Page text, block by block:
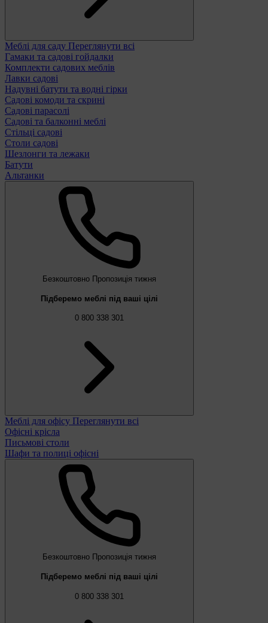
Меблі для саду Переглянути всі
Гамаки та садові гойдалки
Комплекти садових меблів
Лавки садові
Надувні батути та водні гірки
Садові комоди та скрині
Садові парасолі
Садові та балконні меблі
Стільці садові
Столи садові
Шезлонги та лежаки
Батути
Альтанки
Безкоштовно Пропозиція тижня
Підберемо меблі під ваші цілі
0 800 338 301
Меблі для офісу Переглянути всі
Офісні крісла
Письмові столи
Шафи та полиці офісні
Безкоштовно Пропозиція тижня
Підберемо меблі під ваші цілі
0 800 338 301